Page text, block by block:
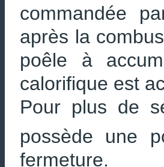
commandée
après la
poêle à
calorifique est
Pour plus de
possède une
fermeture.